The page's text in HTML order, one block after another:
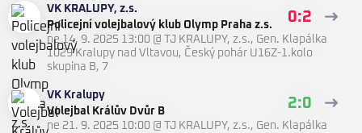
VK KRALUPY, z.s.
Policejní volejbalový klub Olymp Praha z.s.
0:2
ne 14. 9. 2025 13:00 @
TJ KRALUPY, z.s., Gen. Klapálka
1029 Kralupy nad Vltavou, Český pohár U16Z-1.kolo
skupina B, 7
VK Kralupy
Volejbal Králův Dvůr B
2:0
ne 21. 9. 2025 10:00 @
TJ KRALUPY, z.s., Gen. Klapálka